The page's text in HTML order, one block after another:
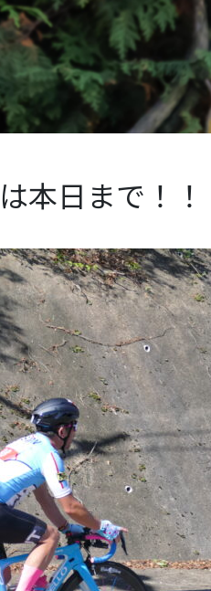
本日まで！！